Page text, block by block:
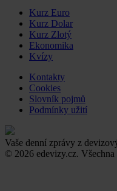
Kurz Euro
Kurz Dolar
Kurz Zlotý
Ekonomika
Kvízy
Kontakty
Cookies
Slovník pojmů
Podmínky užití
Vaše denní zprávy z
© 2026 edevizy.cz. Všechna